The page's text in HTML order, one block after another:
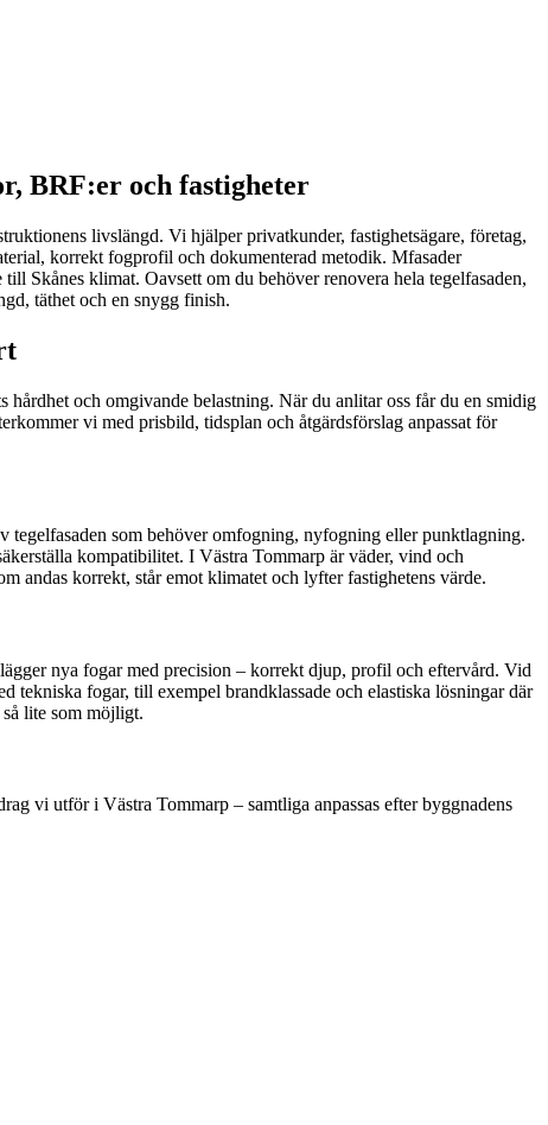
BRF:er och fastigheter
livslängd. Vi hjälper privatkunder, fastighetsägare, företag,
korrekt fogprofil och dokumenterad metodik. Mfasader
Skånes klimat. Oavsett om du behöver renovera hela tegelfasaden,
täthet och en snygg finish.
och omgivande belastning. När du anlitar oss får du en smidig
vi med prisbild, tidsplan och åtgärdsförslag anpassat för
som behöver omfogning, nyfogning eller punktlagning.
kompatibilitet. I Västra Tommarp är väder, vind och
andas korrekt, står emot klimatet och lyfter fastighetens värde.
nya fogar med precision – korrekt djup, profil och eftervård. Vid
fogar, till exempel brandklassade och elastiska lösningar där
lite som möjligt.
vi utför i Västra Tommarp – samtliga anpassas efter byggnadens